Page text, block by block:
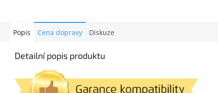
Popis Cena dopravy Diskuze
Detailní popis produktu